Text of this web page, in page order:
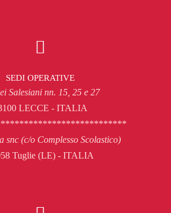
SEDI OPERATIVE
Salesiani nn. 15, 25 e 27
LECCE - ITALIA
snc (c/o Complesso Scolastico)
Tuglie (LE) - ITALIA